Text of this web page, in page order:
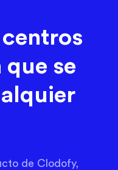
centros
que se
de Clodofy,